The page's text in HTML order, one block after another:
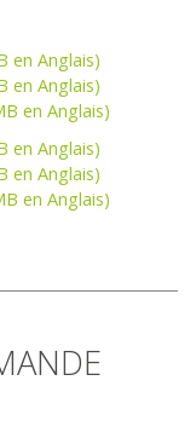
en Anglais)
en Anglais)
en Anglais)
en Anglais)
en Anglais)
en Anglais)